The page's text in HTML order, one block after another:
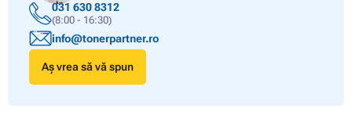
031 630 8312
(8:00 - 16:30)
info@tonerpartner.ro
Aș vrea să vă spun